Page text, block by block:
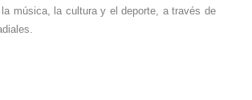
la música, la cultura y el deporte, a través de